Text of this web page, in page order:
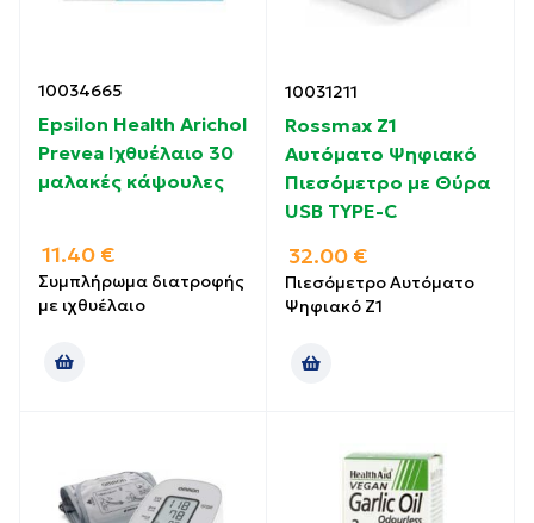
10034665
Epsilon Health Arichol
Prevea Ιχθυέλαιο 30
μαλακές κάψουλες
11.40 €
Συμπλήρωμα διατροφής
με ιχθυέλαιο
10031211
Rossmax Z1
Αυτόματο Ψηφιακό
Πιεσόμετρο με Θύρα
USB TYPE-C
32.00 €
Πιεσόμετρο Αυτόματο
Ψηφιακό Ζ1